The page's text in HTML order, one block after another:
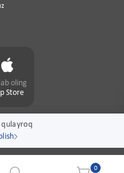
qulayroq
oling
Store
0